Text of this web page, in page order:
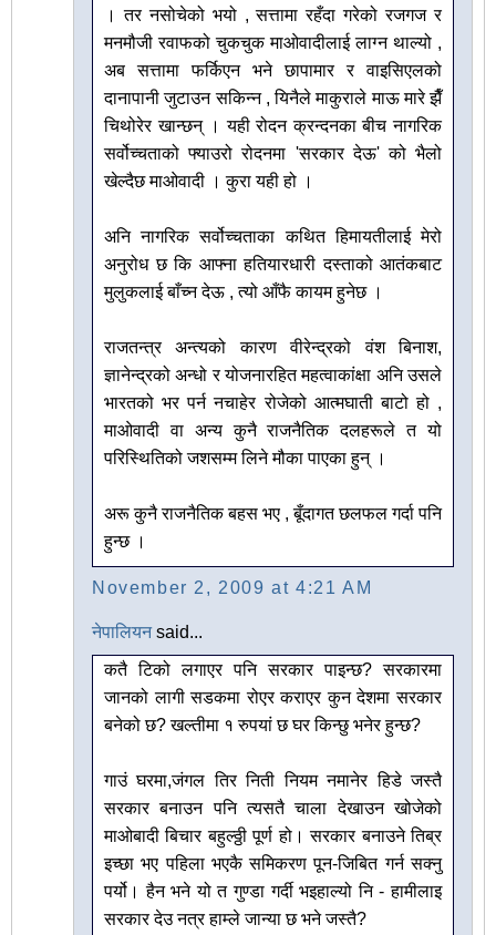
। तर नसोचेको भयो , सत्तामा रहँदा गरेको रजगज र
मनमौजी रवाफको चुकचुक माओवादीलाई लाग्न थाल्यो ,
अब सत्तामा फर्किएन भने छापामार र वाइसिएलको
दानापानी जुटाउन सकिन्न , यिनैले माकुराले माऊ मारे झैँ
चिथोरेर खान्छन् । यही रोदन क्रन्दनका बीच नागरिक
सर्वोच्चताको फ्याउरो रोदनमा 'सरकार देऊ' को भैलो
खेल्दैछ माओवादी । कुरा यही हो ।
अनि नागरिक सर्वोच्चताका कथित हिमायतीलाई मेरो
अनुरोध छ कि आफ्ना हतियारधारी दस्ताको आतंकबाट
मुलुकलाई बाँच्न देऊ , त्यो आँफै कायम हुनेछ ।
राजतन्त्र अन्त्यको कारण वीरेन्द्रको वंश बिनाश,
ज्ञानेन्द्रको अन्धो र योजनारहित महत्वाकांक्षा अनि उसले
भारतको भर पर्न नचाहेर रोजेको आत्मघाती बाटो हो ,
माओवादी वा अन्य कुनै राजनैतिक दलहरूले त यो
परिस्थितिको जशसम्म लिने मौका पाएका हुन् ।
अरू कुनै राजनैतिक बहस भए , बूँदागत छलफल गर्दा पनि
हुन्छ ।
November 2, 2009 at 4:21 AM
नेपालियनsaid...
कतै टिको लगाएर पनि सरकार पाइन्छ? सरकारमा
जानको लागी सडकमा रोएर कराएर कुन देशमा सरकार
बनेको छ? खल्तीमा १ रुपयां छ घर किन्छु भनेर हुन्छ?
गाउं घरमा,जंगल तिर निती नियम नमानेर हिडे जस्तै
सरकार बनाउन पनि त्यसतै चाला देखाउन खोजेको
माओबादी बिचार बहुल्ठ्ठी पूर्ण हो। सरकार बनाउने तिब्र
इच्छा भए पहिला भएकै समिकरण पून-जिबित गर्न सक्नु
पर्यो। हैन भने यो त गुण्डा गर्दी भइहाल्यो नि - हामीलाइ
सरकार देउ नत्र हाम्ले जान्या छ भने जस्तै?